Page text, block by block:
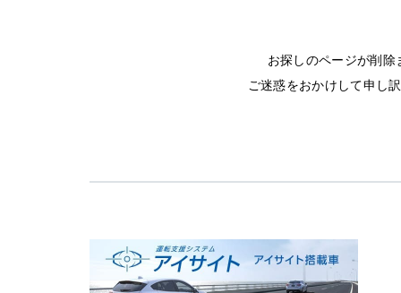
お探しのページが削
ご迷惑をおかけして申し